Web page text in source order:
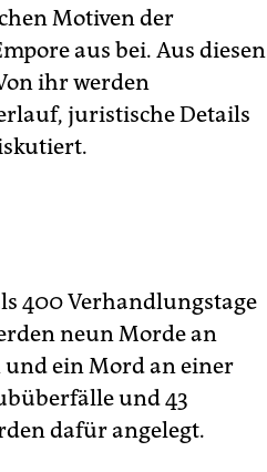
Motiven der
aus bei. Aus diesen
ihr werden
juristische Details
400 Verhandlungstage
neun Morde an
ein Mord an einer
und 43
dafür angelegt.